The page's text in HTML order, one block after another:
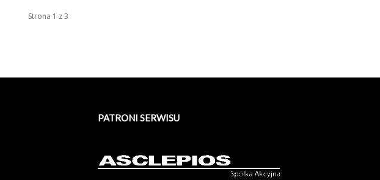
Strona 1 z 3
PATRONI SERWISU